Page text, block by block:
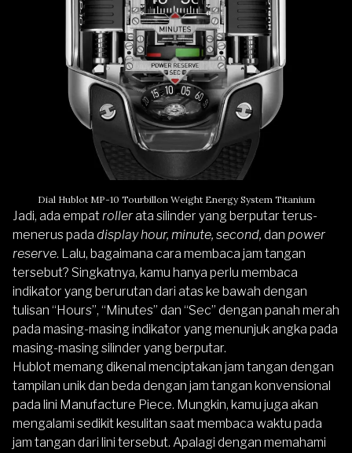
Dial Hublot MP-10 Tourbillon Weight Energy System Titanium
Jadi, ada empatrollerata silinder yang berputar terus-
menerus pada display hour, minute, second, dan power
reserve. Lalu, bagaimana cara membaca jam tangan
tersebut? Singkatnya, kamu hanya perlu membaca
indikator yang berurutan dari atas ke bawah dengan
tulisan “Hours”, “Minutes” dan “Sec” dengan panah merah
pada masing-masing indikator yang menunjuk angka pada
masing-masing silinder yang berputar.
Hublot memang dikenal menciptakan jam tangan dengan
tampilan unik dan beda dengan jam tangan konvensional
pada lini Manufacture Piece. Mungkin, kamu juga akan
mengalami sedikit kesulitan saat membaca waktu pada
jam tangan dari lini tersebut. Apalagi dengan memahami